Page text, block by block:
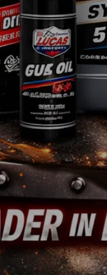
Universelle Teile
Motorenteile
Werkzeug
Farben & Lacke
Non.Automotive
Sonderposten
Teileanfrage
GM®-, Chrysler®-, Jeep®-